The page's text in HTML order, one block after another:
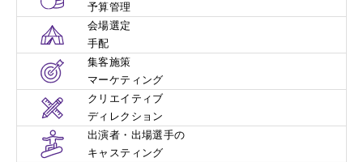
予算管理
会場選定
手配
集客施策
マーケティング
クリエイティブ
ディレクション
出演者・出場選手の
キャスティング